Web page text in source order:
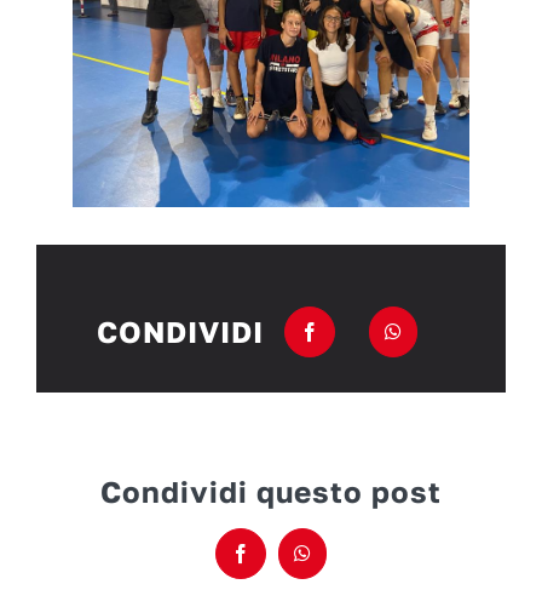
CONDIVIDI
Condividi questo post
FacebookWhatsApp